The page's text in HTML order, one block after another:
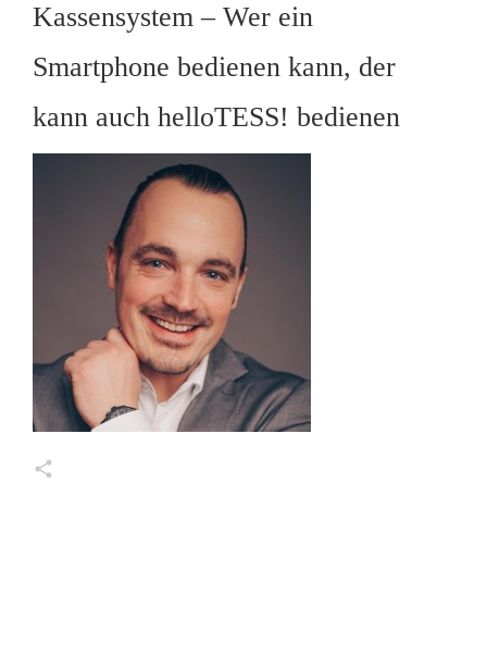
Kassensystem – Wer ein
Smartphone bedienen kann, der
kann auch helloTESS! bedienen
Markus Wessel